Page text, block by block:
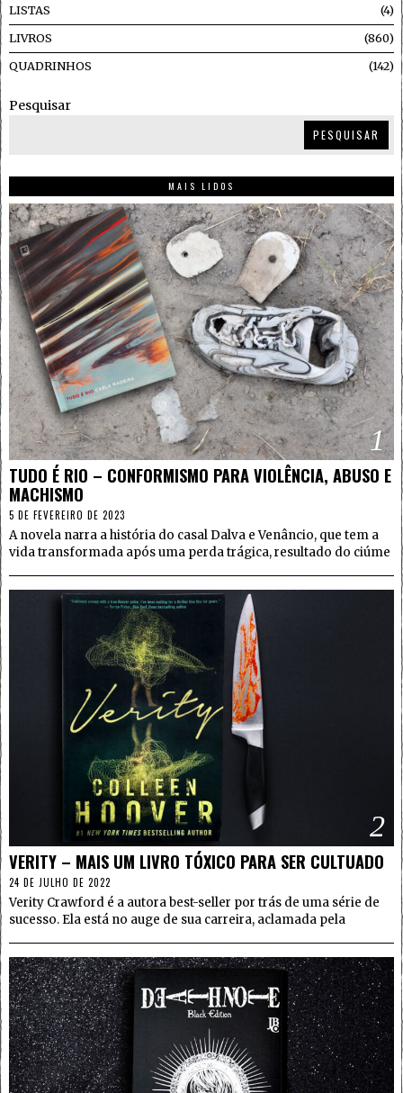
LISTAS 4
LIVROS 860
QUADRINHOS 142
Pesquisar
PESQUISAR
MAIS LIDOS
1
TUDO É RIO – CONFORMISMO PARA VIOLÊNCIA, ABUSO E
MACHISMO
5 DE FEVEREIRO DE 2023
A novela narra a história do casal Dalva e Venâncio, que tem a
vida transformada após uma perda trágica, resultado do ciúme
2
VERITY – MAIS UM LIVRO TÓXICO PARA SER CULTUADO
24 DE JULHO DE 2022
Verity Crawford é a autora best-seller por trás de uma série de
sucesso. Ela está no auge de sua carreira, aclamada pela